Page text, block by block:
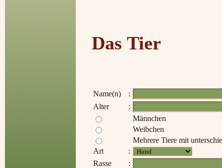
Das Tier
Name(n)
:
Alter
:
Männchen
Weibchen
Mehrere Tiere mit
Art
:
Rasse
: